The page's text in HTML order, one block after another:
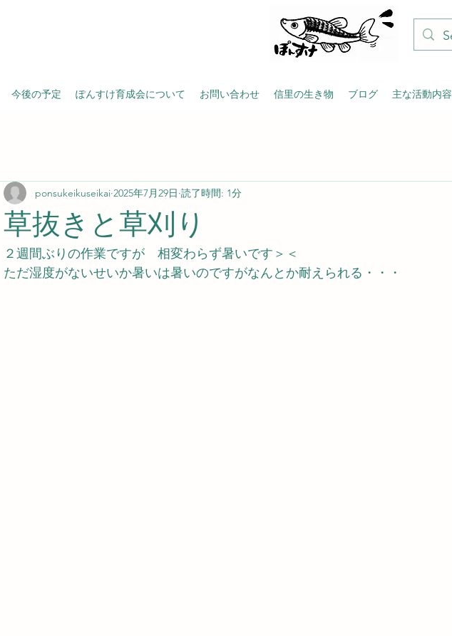
今後の予定 ぽんすけ育成会について お問い合わせ 信里の生き物 ブログ 主な活動内容
草抜きと草刈り
ponsukeikuseikai 2025年7月29日 読了時間: 1分
２週間ぶりの作業ですが　相変わらず暑いです＞＜
ただ湿度がないせいか暑いは暑いのですがなんとか耐えられる・・・